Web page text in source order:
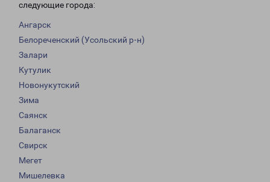
следующие города:
Ангарск
Белореченский (Усольский р-н)
Залари
Кутулик
Новонукутский
Зима
Саянск
Балаганск
Свирск
Мегет
Мишелевка